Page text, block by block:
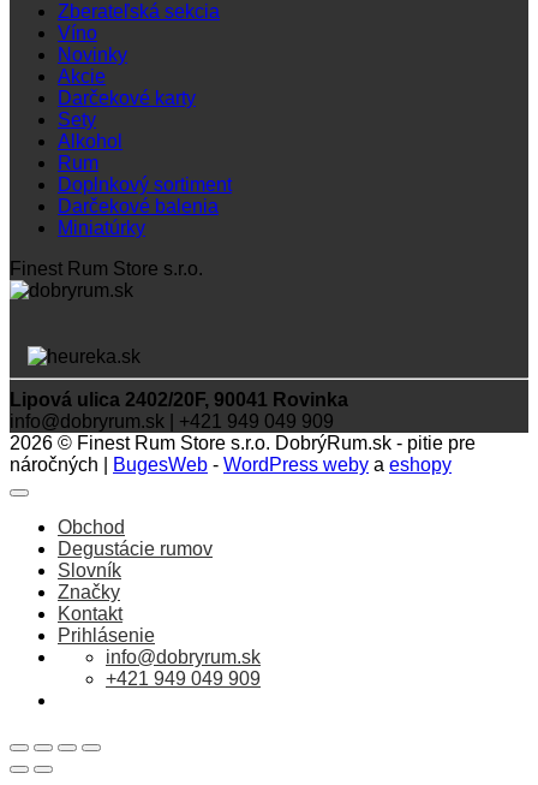
Zberateľská sekcia
Víno
Novinky
Akcie
Darčekové karty
Sety
Alkohol
Rum
Doplnkový sortiment
Darčekové balenia
Miniatúrky
Finest Rum Store s.r.o.
Lipová ulica 2402/20F, 90041 Rovinka
info@dobryrum.sk | +421 949 049 909
2026 © Finest Rum Store s.r.o. DobrýRum.sk - pitie pre
náročných |
BugesWeb - WordPress weby a eshopy
Obchod
Degustácie rumov
Slovník
Značky
Kontakt
Prihlásenie
info@dobryrum.sk
+421 949 049 909